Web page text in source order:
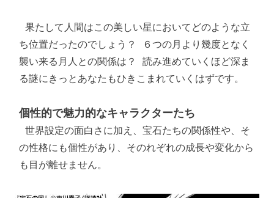
果たして人間はこの美しい星においてどのような立
ち位置だったのでしょう？ ６つの月より幾度となく
襲い来る月人との関係は？ 読み進めていくほど深ま
る謎にきっとあなたもひきこまれていくはずです。
個性的で魅力的なキャラクターたち
世界設定の面白さに加え、宝石たちの関係性や、そ
の性格にも個性があり、そのれぞれの成長や変化から
も目が離せません。